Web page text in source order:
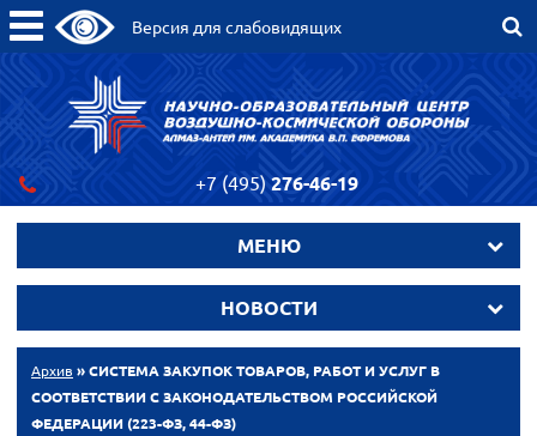
Версия для слабовидящих
+7 (495) 276-46-19
МЕНЮ
НОВОСТИ
Архив » СИСТЕМА ЗАКУПОК ТОВАРОВ, РАБОТ И УСЛУГ В
СООТВЕТСТВИИ С ЗАКОНОДАТЕЛЬСТВОМ РОССИЙСКОЙ
ФЕДЕРАЦИИ (223-ФЗ, 44-ФЗ)